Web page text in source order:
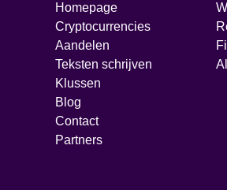
Homepage
Cryptocurrencies
Aandelen
Teksten schrijven
Klussen
Blog
Contact
Partners